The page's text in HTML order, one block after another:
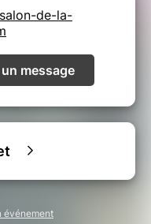
de-la-
message
événement